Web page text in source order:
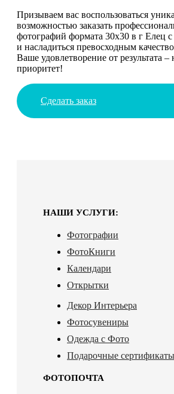
Призываем вас воспользоваться
возможностью заказать
фотографий формата 30х30 в г Елец
и насладиться превосходным
Ваше удовлетворение от результата
приоритет!
Сделать заказ
НАШИ УСЛУГИ:
Фотографии
ФотоКниги
Календари
Открытки
Декор Интерьера
Фотосувениры
Одежда с Фото
Подарочные сертификаты
ФОТОПОЧТА